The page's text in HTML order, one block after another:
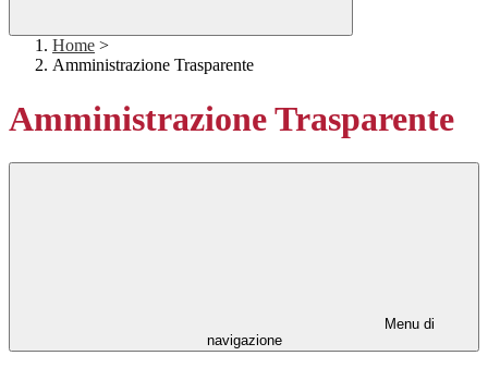
Home >
Amministrazione Trasparente
Amministrazione Trasparente
Menu di
navigazione